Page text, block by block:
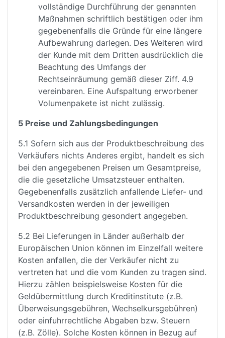
vollständige Durchführung der genannten
Maßnahmen schriftlich bestätigen oder ihm
gegebenenfalls die Gründe für eine längere
Aufbewahrung darlegen. Des Weiteren wird
der Kunde mit dem Dritten ausdrücklich die
Beachtung des Umfangs der
Rechtseinräumung gemäß dieser Ziff. 4.9
vereinbaren. Eine Aufspaltung erworbener
Volumenpakete ist nicht zulässig.
5 Preise und Zahlungsbedingungen
5.1 Sofern sich aus der Produktbeschreibung des
Verkäufers nichts Anderes ergibt, handelt es sich
bei den angegebenen Preisen um Gesamtpreise,
die die gesetzliche Umsatzsteuer enthalten.
Gegebenenfalls zusätzlich anfallende Liefer- und
Versandkosten werden in der jeweiligen
Produktbeschreibung gesondert angegeben.
5.2 Bei Lieferungen in Länder außerhalb der
Europäischen Union können im Einzelfall weitere
Kosten anfallen, die der Verkäufer nicht zu
vertreten hat und die vom Kunden zu tragen sind.
Hierzu zählen beispielsweise Kosten für die
Geldübermittlung durch Kreditinstitute (z.B.
Überweisungsgebühren, Wechselkursgebühren)
oder einfuhrrechtliche Abgaben bzw. Steuern
(z.B. Zölle). Solche Kosten können in Bezug auf